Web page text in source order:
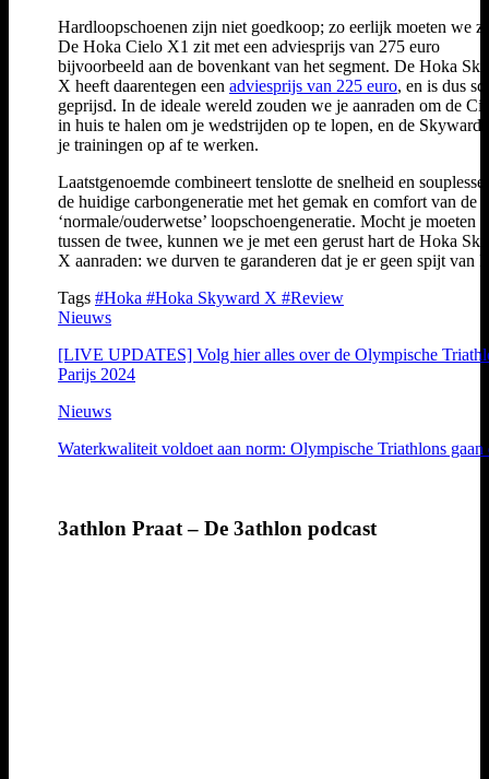
Hardloopschoenen zijn niet goedkoop; zo eerlijk moeten we
De Hoka Cielo X1 zit met een adviesprijs van 275 euro
bijvoorbeeld aan de bovenkant van het segment. De Hoka
X heeft daarentegen een adviesprijs van 225 euro, en is dus
geprijsd. In de ideale wereld zouden we je aanraden om de
in huis te halen om je wedstrijden op te lopen, en de Skyward
je trainingen op af te werken.
Laatstgenoemde combineert tenslotte de snelheid en souplesse
de huidige carbongeneratie met het gemak en comfort van de
‘normale/ouderwetse’ loopschoengeneratie. Mocht je moeten
tussen de twee, kunnen we je met een gerust hart de Hoka
X aanraden: we durven te garanderen dat je er geen spijt van
Tags #Hoka #Hoka Skyward X #Review
Nieuws
[LIVE UPDATES] Volg hier alles over de Olympische
Parijs 2024
Nieuws
Waterkwaliteit voldoet aan norm: Olympische Triathlons gaan
3athlon Praat – De 3athlon podcast